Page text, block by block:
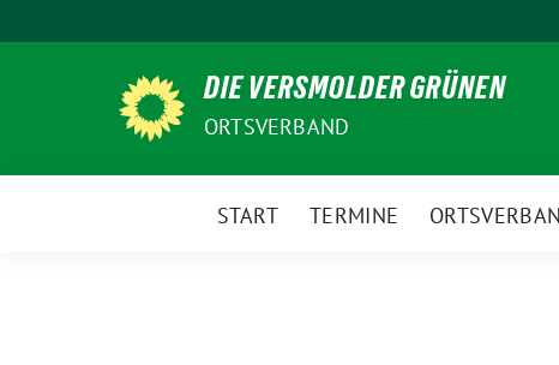
zum
DIE VERSMOLDER GRÜNEN
ORTSVERBAND
START TERMINE